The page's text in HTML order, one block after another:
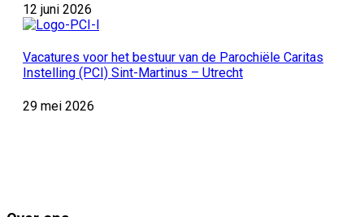
12 juni 2026
Vacatures voor het bestuur van de Parochiële Caritas
Instelling (PCI) Sint-Martinus – Utrecht
29 mei 2026